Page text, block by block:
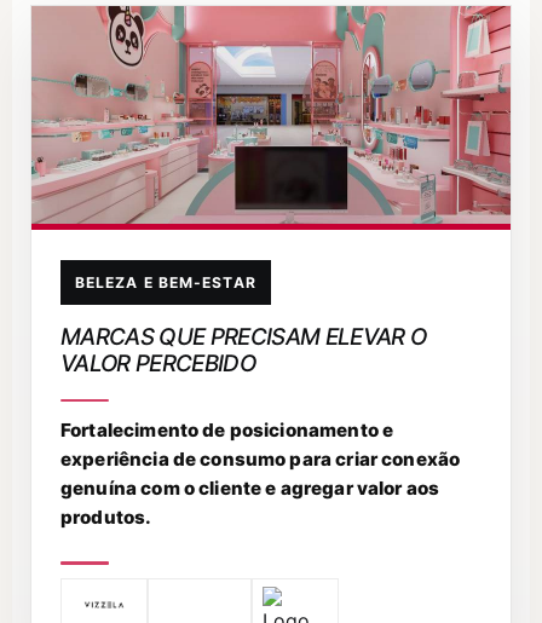
BELEZA E BEM-ESTAR
MARCAS QUE PRECISAM ELEVAR O
VALOR PERCEBIDO
Fortalecimento de posicionamento e
experiência de consumo para criar conexão
genuína com o cliente e agregar valor aos
produtos.